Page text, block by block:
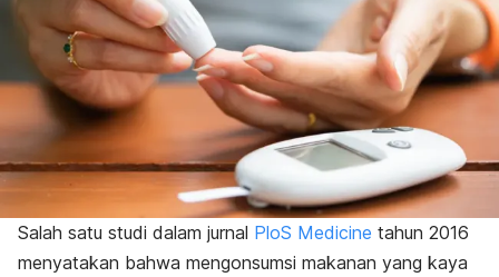
Salah satu studi dalam jurnal PloS Medicine tahun 2016
menyatakan bahwa mengonsumsi makanan yang kaya